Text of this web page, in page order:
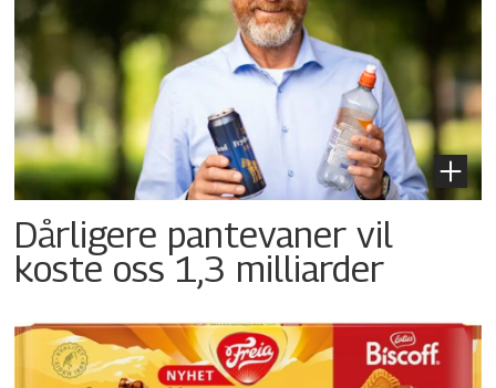
Dårligere pantevaner vil
koste oss 1,3 milliarder